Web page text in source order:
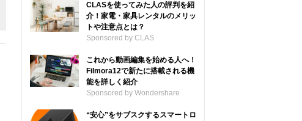
CLASを使ってみた人の評判を紹
介！家電・家具レンタルのメリッ
トや注意点とは？
Sponsored by CLAS
これから動画編集を始める人へ！
Filmora12で新たに搭載される機
能を詳しく紹介
Sponsored by Wondershare
“安心”をサブスクするスマートロ